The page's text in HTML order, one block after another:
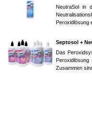
NeutraSol in
Peroxidlösung
Septosol +
Das
Peroxidlösung
Zusammen